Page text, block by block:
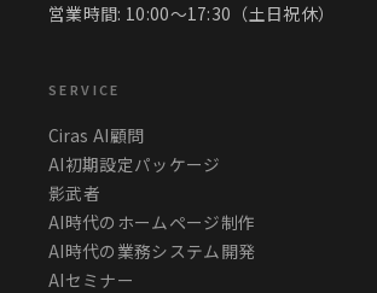
営業時間: 10:00〜17:30（土日祝休）
SERVICE
Ciras AI顧問
AI初期設定パッケージ
影武者
AI時代のホームページ制作
AI時代の業務システム開発
AIセミナー